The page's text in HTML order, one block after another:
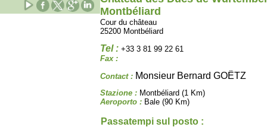
Montbéliard
Cour du château
25200 Montbéliard
Tel : +33 3 81 99 22 61
Fax :
Contact : Monsieur Bernard GOËTZ
Stazione : Montbéliard (1 Km)
Aeroporto : Bale (90 Km)
Passatempi sul posto :